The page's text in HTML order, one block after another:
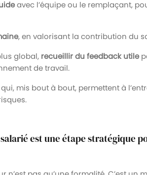
avec l’équipe ou le remplaçant,
, en valorisant la contribution du
global, recueillir du feedback utile
de travail.
mis bout à bout, permettent à
est une étape stratégique